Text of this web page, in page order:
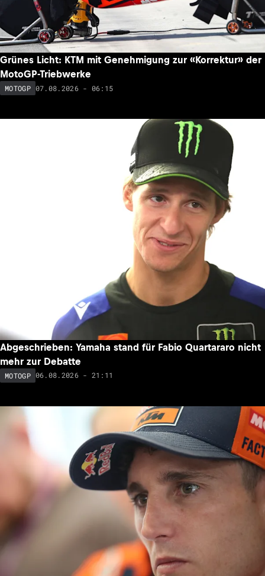
Grünes Licht: KTM mit Genehmigung zur «Korrektur» der
MotoGP-Triebwerke
MOTOGP 07.08.2026 - 06:15
Abgeschrieben: Yamaha stand für Fabio Quartararo nicht
mehr zur Debatte
MOTOGP 06.08.2026 - 21:11